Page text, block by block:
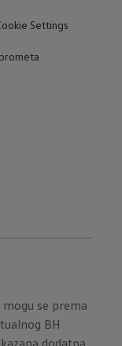
Settings
se prema
BH
dodatna